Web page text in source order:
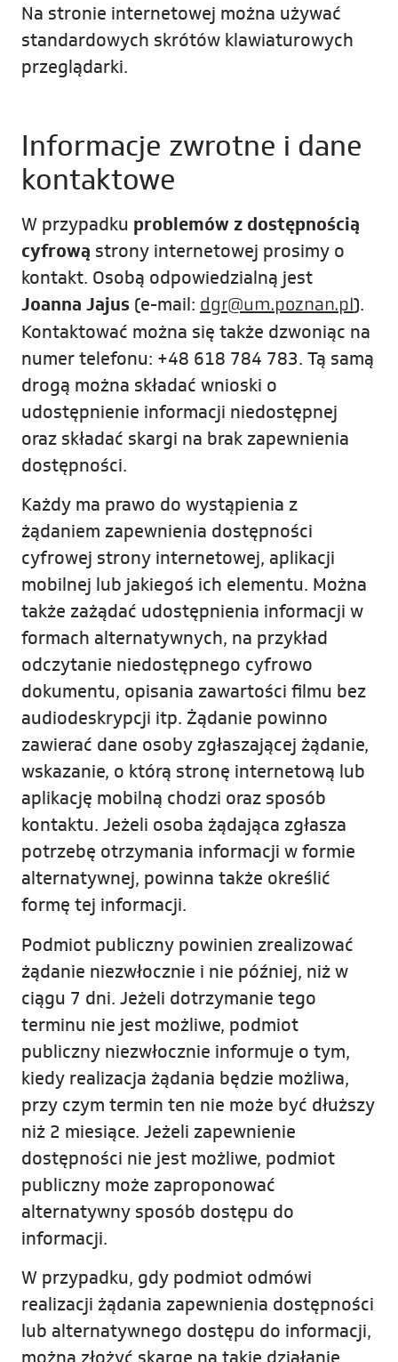
Na stronie internetowej można używać
standardowych skrótów klawiaturowych
przeglądarki.
Informacje zwrotne i dane
kontaktowe
W przypadku problemów z dostępnością
cyfrową strony internetowej prosimy o
kontakt. Osobą odpowiedzialną jest
Joanna Jajus (e-mail: dgr@um.poznan.pl).
Kontaktować można się także dzwoniąc na
numer telefonu: +48 618 784 783. Tą samą
drogą można składać wnioski o
udostępnienie informacji niedostępnej
oraz składać skargi na brak zapewnienia
dostępności.
Każdy ma prawo do wystąpienia z
żądaniem zapewnienia dostępności
cyfrowej strony internetowej, aplikacji
mobilnej lub jakiegoś ich elementu. Można
także zażądać udostępnienia informacji w
formach alternatywnych, na przykład
odczytanie niedostępnego cyfrowo
dokumentu, opisania zawartości filmu bez
audiodeskrypcji itp. Żądanie powinno
zawierać dane osoby zgłaszającej żądanie,
wskazanie, o którą stronę internetową lub
aplikację mobilną chodzi oraz sposób
kontaktu. Jeżeli osoba żądająca zgłasza
potrzebę otrzymania informacji w formie
alternatywnej, powinna także określić
formę tej informacji.
Podmiot publiczny powinien zrealizować
żądanie niezwłocznie i nie później, niż w
ciągu 7 dni. Jeżeli dotrzymanie tego
terminu nie jest możliwe, podmiot
publiczny niezwłocznie informuje o tym,
kiedy realizacja żądania będzie możliwa,
przy czym termin ten nie może być dłuższy
niż 2 miesiące. Jeżeli zapewnienie
dostępności nie jest możliwe, podmiot
publiczny może zaproponować
alternatywny sposób dostępu do
informacji.
W przypadku, gdy podmiot odmówi
realizacji żądania zapewnienia dostępności
lub alternatywnego dostępu do informacji,